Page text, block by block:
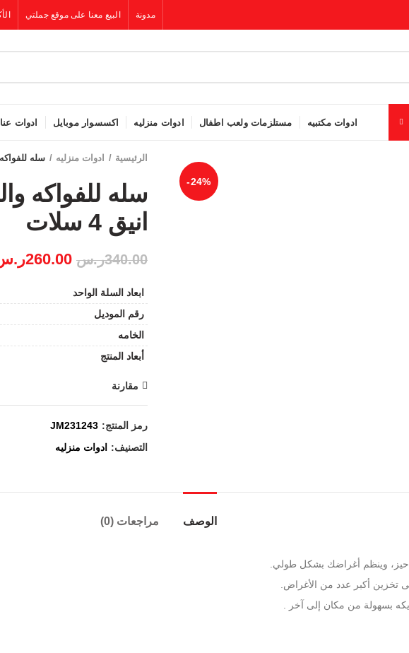
مدونة البيع معنا على موقع جملتي
ادوات مكتبيه مستلزمات ولعب اطفال ادوات منزليه اكسسوار موبايل ادوات
-24%
الرئيسية
ادوات منزليه سله
سله للفواكه
انيق 4 سلات
340.00ر.س 260.00
ابعاد السلة الواحد
رقم الموديل
الخامه
أبعاد المنتج
مقارنة
رمز المنتج: JM231243
التصنيف:
ادوات منزليه
الوصف مراجعات (0)
حيز، وينظم أغراضك بشكل طولي.
بسهولة من مكان إلى آخر .